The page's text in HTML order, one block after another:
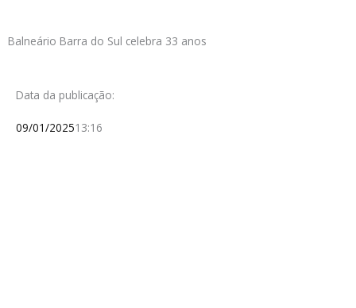
Balneário Barra do Sul celebra 33 anos
Data da publicação:
09/01/202513:16